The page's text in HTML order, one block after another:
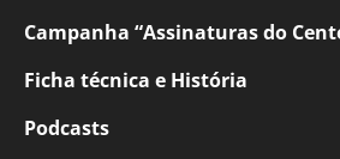
Campanha “Assinaturas do
Ficha técnica e História
Podcasts